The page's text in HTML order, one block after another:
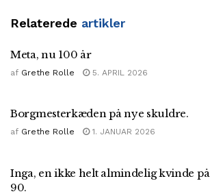
Relaterede artikler
Meta, nu 100 år
af Grethe Rolle 5. APRIL 2026
Borgmesterkæden på nye skuldre.
af Grethe Rolle 1. JANUAR 2026
Inga, en ikke helt almindelig kvinde på
90.